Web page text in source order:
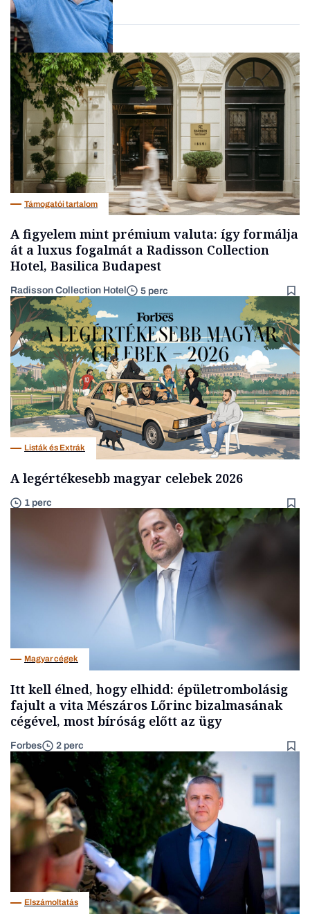
Társadalom
Támogatói tartalom
A figyelem mint prémium valuta: így formálja
át a luxus fogalmát a Radisson Collection
Hotel, Basilica Budapest
Radisson Collection Hotel 5 perc
Listák és Extrák
A legértékesebb magyar celebek 2026
1 perc
Magyar cégek
Itt kell élned, hogy elhidd: épületrombolásig
fajult a vita Mészáros Lőrinc bizalmasának
cégével, most bíróság előtt az ügy
Forbes 2 perc
Elszámoltatás